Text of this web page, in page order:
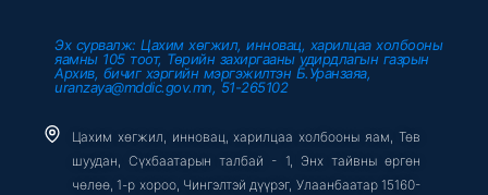
Эх сурвалж: Цахим хөгжил, инновац, харилцаа холбооны
яамны 105 тоот, Төрийн захиргааны удирдлагын газрын
Архив, бичиг хэргийн мэргэжилтэн Б.Уранзаяа,
uranzaya@mddic.gov.mn, 51-265102
Цахим хөгжил, инновац, харилцаа холбооны яам, Төв
шуудан, Сүхбаатарын талбай - 1, Энх тайвны өргөн
чөлөө, 1-р хороо, Чингэлтэй дүүрэг, Улаанбаатар 15160-